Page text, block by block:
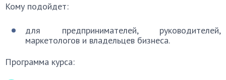
Кому подойдет:
для предпринимателей, руководителей,
маркетологов и владельцев бизнеса.
Программа курса: